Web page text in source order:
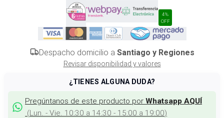
4%
OFF
Despacho domicilio a Santiago y Regiones
Revisar disponibilidad y valores
¿TIENES ALGUNA DUDA?
Pregúntanos de este producto por Whatsapp AQUÍ
(Lun. - Vie. 10:30 a 14:30 - 15:00 a 19:00)